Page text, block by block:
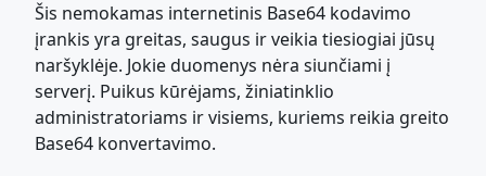
Šis nemokamas internetinis Base64 kodavimo
įrankis yra greitas, saugus ir veikia tiesiogiai jūsų
naršyklėje. Jokie duomenys nėra siunčiami į
serverį. Puikus kūrėjams, žiniatinklio
administratoriams ir visiems, kuriems reikia greito
Base64 konvertavimo.